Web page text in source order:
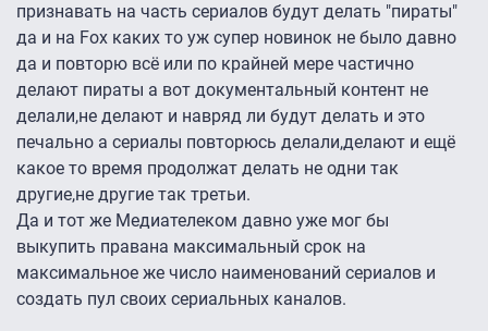
признавать на часть сериалов будут делать "пираты"
да и на Fox каких то уж супер новинок не было давно
да и повторю всё или по крайней мере частично
делают пираты а вот документальный контент не
делали,не делают и навряд ли будут делать и это
печально а сериалы повторюсь делали,делают и ещё
какое то время продолжат делать не одни так
другие,не другие так третьи.
Да и тот же Медиателеком давно уже мог бы
выкупить правана максимальный срок на
максимальное же число наименований сериалов и
создать пул своих сериальных каналов.